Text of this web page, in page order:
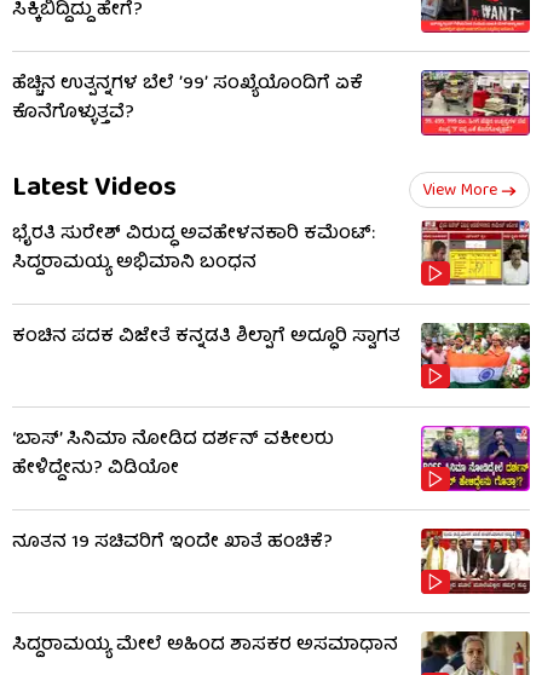
ಸಿಕ್ಕಿಬಿದ್ದಿದ್ದು ಹೇಗೆ?
ಹೆಚ್ಚಿನ ಉತ್ಪನ್ನಗಳ ಬೆಲೆ ʼ99ʼ ಸಂಖ್ಯೆಯೊಂದಿಗೆ ಏಕೆ
ಕೊನೆಗೊಳ್ಳುತ್ತವೆ?
Latest Videos View More
ಭೈರತಿ ಸುರೇಶ್ ವಿರುದ್ಧ ಅವಹೇಳನಕಾರಿ ಕಮೆಂಟ್:
ಸಿದ್ದರಾಮಯ್ಯ ಅಭಿಮಾನಿ ಬಂಧನ
ಕಂಚಿನ ಪದಕ ವಿಜೇತೆ ಕನ್ನಡತಿ ಶಿಲ್ಪಾಗೆ ಅದ್ಧೂರಿ ಸ್ವಾಗತ
‘ಬಾಸ್’ ಸಿನಿಮಾ ನೋಡಿದ ದರ್ಶನ್ ವಕೀಲರು
ಹೇಳಿದ್ದೇನು? ವಿಡಿಯೋ
ನೂತನ 19 ಸಚಿವರಿಗೆ ಇಂದೇ ಖಾತೆ ಹಂಚಿಕೆ?
ಸಿದ್ದರಾಮಯ್ಯ ಮೇಲೆ ಅಹಿಂದ ಶಾಸಕರ ಅಸಮಾಧಾನ